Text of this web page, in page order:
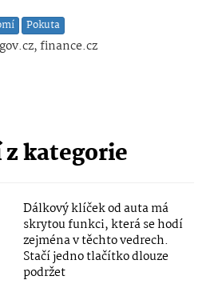
Pokuta
finance.cz
kategorie
Dálkový klíček od auta má
skrytou funkci, která se hodí
zejména v těchto vedrech.
Stačí jedno tlačítko dlouze
podržet